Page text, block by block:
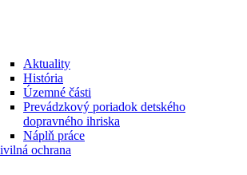
Aktuality
História
Územné části
Prevádzkový poriadok detského
dopravného ihriska
Náplň práce
ochrana